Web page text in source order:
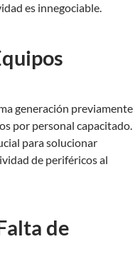
es innegociable.
generación previamente
por personal capacitado.
para solucionar
de periféricos al
de